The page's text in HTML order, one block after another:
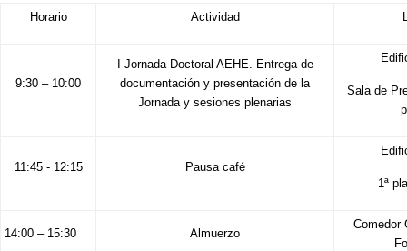
Horario Actividad
9:30 – 10:00
I Jornada Doctoral AEHE. Entrega de
documentación y presentación de la
Jornada y sesiones plenarias
Sala de
11:45 - 12:15 Pausa café
1ª
14:00 – 15:30 Almuerzo
Comedor